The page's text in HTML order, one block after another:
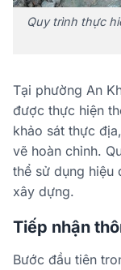
Quy trình thực
Tại phường An
được thực hiện
khảo sát thực
vẽ hoàn chỉnh.
thể sử dụng hiệu
xây dựng.
Tiếp nhận
Bước đầu tiên